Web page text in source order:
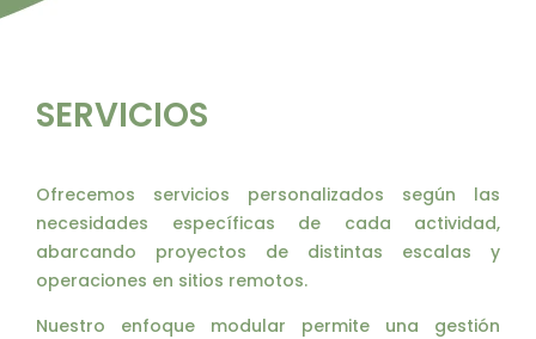
SERVICIOS
Ofrecemos servicios personalizados según las
necesidades específicas de cada actividad,
abarcando proyectos de distintas escalas y
operaciones en sitios remotos.
Nuestro enfoque modular permite una gestión